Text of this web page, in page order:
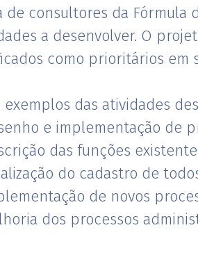
de consultores da Fórmula
a desenvolver. O
como prioritários em
exemplos das atividades
e implementação de
das funções
do cadastro de
de novos
dos processos